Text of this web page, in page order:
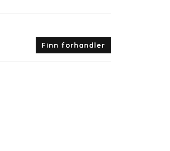
Finn forhandler